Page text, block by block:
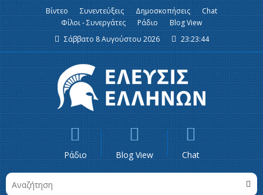
Βίντεο Συνεντεύξεις Δημοσκοπήσεις
Chat
Φίλοι - Συνεργάτες
Ράδιο
Blog View
Σάββατο 8 Αυγούστου 2026
23:23:44
Ράδιο Blog View Chat